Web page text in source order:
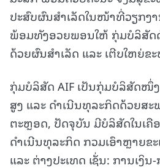
ປະສົບຜົນສຳເລັດໃນໜ້າທີ່ວຽກງ
ພ້ອມທັງອວຍພອນໃຫ້ ກຸ່ມບໍລິສັດ
ດ້ວຍຜົນສຳເລັດ ແລະ ເຕີບໃຫຍ່ຂ
ກຸ່ມບໍລິສັດ AIF ເປັນກຸ່ມບໍລິສັດໜຶ່
ສູງ ແລະ ດຳເນີນທຸລະກິດດ້ວຍສະ
ຕະຫຼອດ, ປັດຈຸບັນ ມີບໍລິສັດໃນເ
ດຳເນີນທຸລະກິດ ກວມເອົາຫຼາຍ
ແລະ ຕ່າງປະເທດ ເຊັ່ນ: ການເງິ